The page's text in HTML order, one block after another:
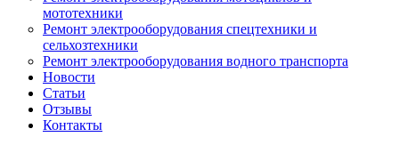
мототехники
Ремонт электрооборудования спецтехники и
сельхозтехники
Ремонт электрооборудования водного транспорта
Новости
Статьи
Отзывы
Контакты